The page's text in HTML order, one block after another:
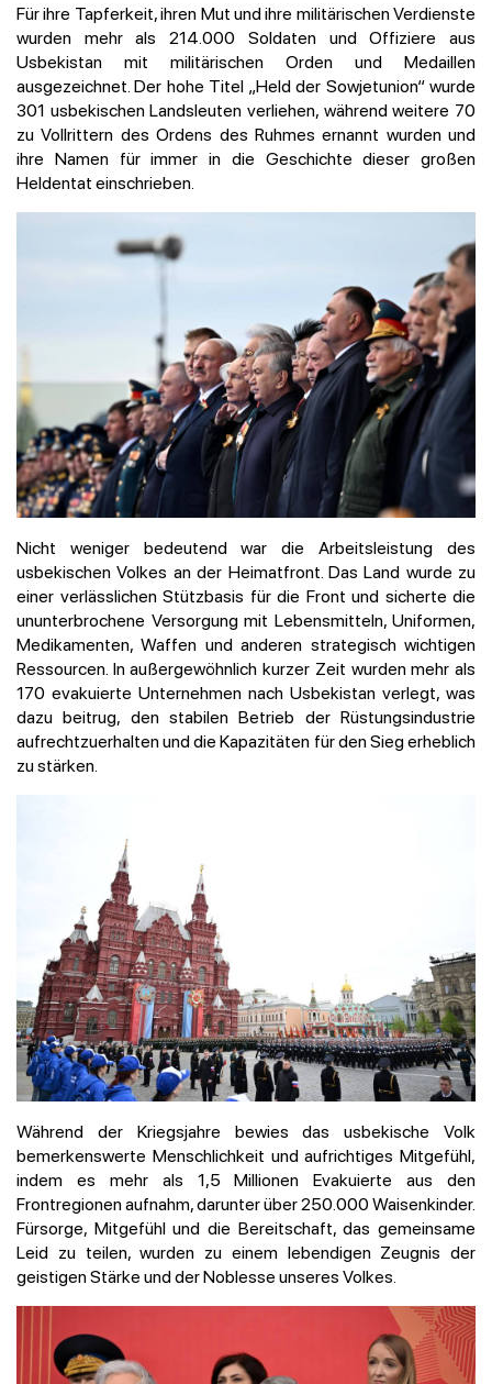
Für ihre Tapferkeit, ihren Mut und ihre militärischen Verdienste
wurden mehr als 214.000 Soldaten und Offiziere aus
Usbekistan mit militärischen Orden und Medaillen
ausgezeichnet. Der hohe Titel „Held der Sowjetunion“ wurde
301 usbekischen Landsleuten verliehen, während weitere 70
zu Vollrittern des Ordens des Ruhmes ernannt wurden und
ihre Namen für immer in die Geschichte dieser großen
Heldentat einschrieben.
Nicht weniger bedeutend war die Arbeitsleistung des
usbekischen Volkes an der Heimatfront. Das Land wurde zu
einer verlässlichen Stützbasis für die Front und sicherte die
ununterbrochene Versorgung mit Lebensmitteln, Uniformen,
Medikamenten, Waffen und anderen strategisch wichtigen
Ressourcen. In außergewöhnlich kurzer Zeit wurden mehr als
170 evakuierte Unternehmen nach Usbekistan verlegt, was
dazu beitrug, den stabilen Betrieb der Rüstungsindustrie
aufrechtzuerhalten und die Kapazitäten für den Sieg erheblich
zu stärken.
Während der Kriegsjahre bewies das usbekische Volk
bemerkenswerte Menschlichkeit und aufrichtiges Mitgefühl,
indem es mehr als 1,5 Millionen Evakuierte aus den
Frontregionen aufnahm, darunter über 250.000 Waisenkinder.
Fürsorge, Mitgefühl und die Bereitschaft, das gemeinsame
Leid zu teilen, wurden zu einem lebendigen Zeugnis der
geistigen Stärke und der Noblesse unseres Volkes.